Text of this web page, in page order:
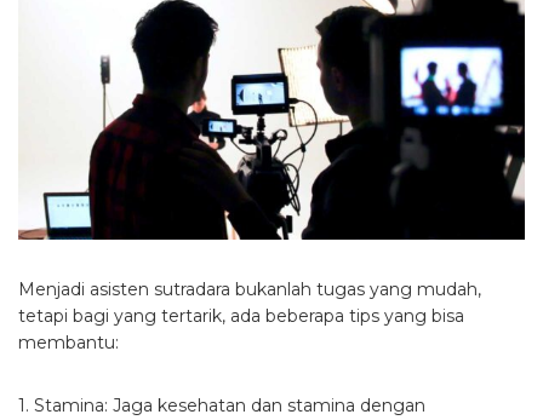
Menjadi asisten sutradara bukanlah tugas yang mudah,
tetapi bagi yang tertarik, ada beberapa tips yang bisa
membantu:
1. Stamina: Jaga kesehatan dan stamina dengan